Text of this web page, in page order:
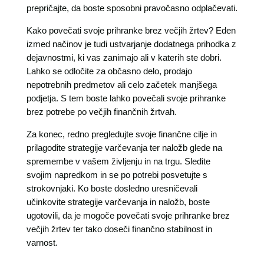
prepričajte, da boste sposobni pravočasno odplačevati.
Kako povečati svoje prihranke brez večjih žrtev? Eden
izmed načinov je tudi ustvarjanje dodatnega prihodka z
dejavnostmi, ki vas zanimajo ali v katerih ste dobri.
Lahko se odločite za občasno delo, prodajo
nepotrebnih predmetov ali celo začetek manjšega
podjetja. S tem boste lahko povečali svoje prihranke
brez potrebe po večjih finančnih žrtvah.
Za konec, redno pregledujte svoje finančne cilje in
prilagodite strategije varčevanja ter naložb glede na
spremembe v vašem življenju in na trgu. Sledite
svojim napredkom in se po potrebi posvetujte s
strokovnjaki. Ko boste dosledno uresničevali
učinkovite strategije varčevanja in naložb, boste
ugotovili, da je mogoče povečati svoje prihranke brez
večjih žrtev ter tako doseči finančno stabilnost in
varnost.